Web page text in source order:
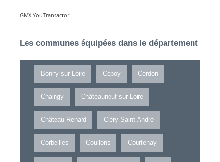
GMX YouTransactor
Les communes équipées dans le département
Bonny-sur-Loire Cepoy Cerdon
Chaingy Châteauneuf-sur-Loire
Château-Renard Cléry-Saint-André
Corbeilles Coullons Courtenay